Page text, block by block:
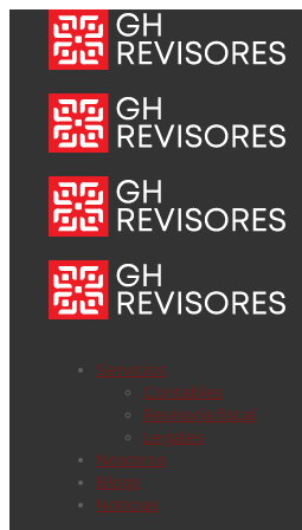
Servicios
Contables
Revisoría fiscal
Legales
Nosotros
Blogs
Noticias